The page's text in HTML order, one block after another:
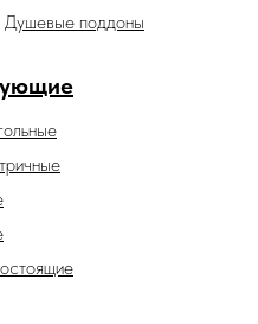
Душевые поддоны